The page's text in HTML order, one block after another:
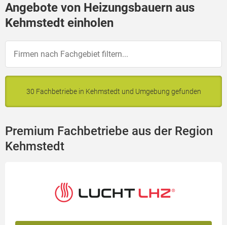
Angebote von Heizungsbauern aus
Kehmstedt einholen
30 Fachbetriebe in Kehmstedt und Umgebung gefunden
Premium Fachbetriebe aus der Region
Kehmstedt